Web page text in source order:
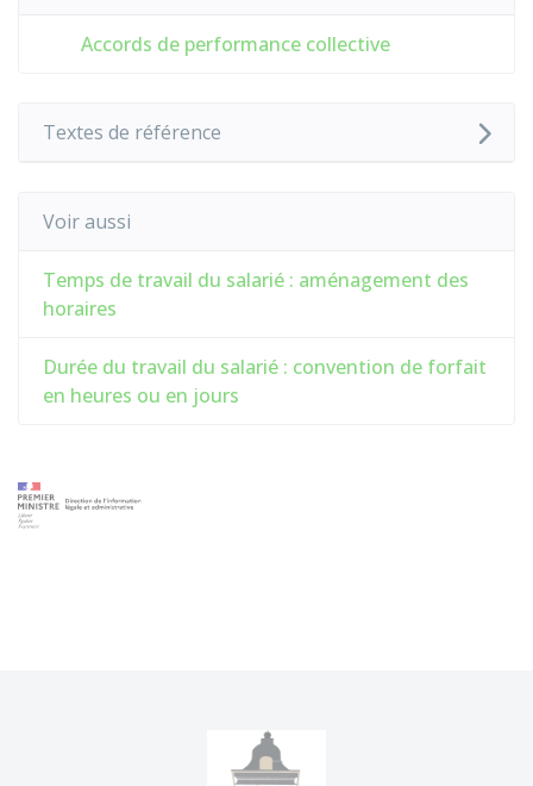
Accords de performance collective
Textes de référence
Voir aussi
Temps de travail du salarié : aménagement des
horaires
Durée du travail du salarié : convention de forfait
en heures ou en jours